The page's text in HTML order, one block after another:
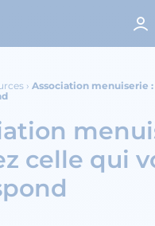
› Association menuiserie
celle qui